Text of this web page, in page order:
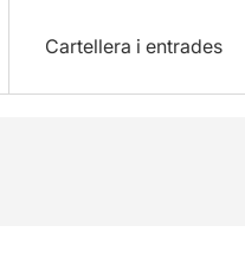
Cartellera i entrades